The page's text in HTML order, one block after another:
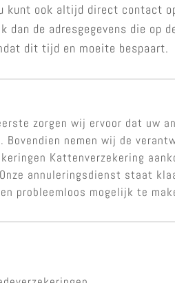
ook altijd direct contact
de adresgegevens die op
dit tijd en moeite bespaart.
zorgen wij ervoor dat uw
nemen wij de
Kattenverzekering
annuleringsdienst staat
probleemloos mogelijk te